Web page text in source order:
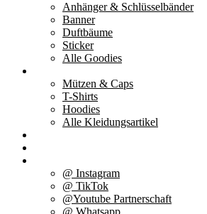
Anhänger & Schlüsselbänder
Banner
Duftbäume
Sticker
Alle Goodies
Mützen & Caps
T-Shirts
Hoodies
Alle Kleidungsartikel
@ Instagram
@ TikTok
@Youtube Partnerschaft
@ Whatsapp